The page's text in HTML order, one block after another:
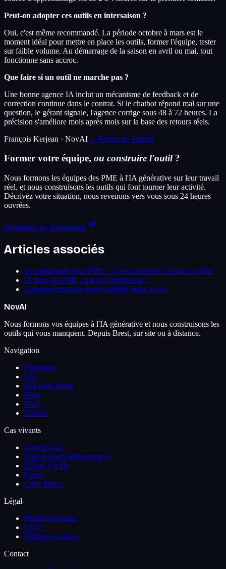
Peut-on adopter ces outils en intersaison ?
Oui, c'est même recommandé. La période octobre à mars est le
moment idéal pour mettre en place les outils, former l'équipe, tester
sur faible volume. Au démarrage de la saison en avril ou mai, tout
fonctionne sans accroc.
Que faire si un outil ne marche pas ?
Une bonne agence IA inclut un mécanisme de feedback et de
correction continue dans le contrat. Si le chatbot répond mal sur une
question, le gérant signale, l'agence corrige sous 48 à 72 heures. La
précision s'améliore mois après mois sur la base des retours réels.
François Kerjean · NovAI← Retour au Journal
Former votre équipe, ou construire l'outil?
Nous formons les équipes des PME à l'IA générative sur leur travail
réel, et nous construisons les outils qui font tourner leur activité.
Décrivez votre situation, nous revenons vers vous sous 24 heures
ouvrées.
Demander un programme
Articles associés
IA embarquée pour PME : 7 cas concrets et ce que ça coûte
IA pour les PME : par où commencer ?
Comment mesurer votre visibilité dans les IA
NovAI
Nous formons vos équipes à l'IA générative et nous construisons les
outils qui vous manquent. Depuis Brest, sur site ou à distance.
Navigation
Formation
Lab
Qui vous forme
Blog
FAQ
Contact
Cas vivants
Tous les cas
Kairos Guest Management
Il Était Un Fût
Payzo
Crète Direct
Légal
Mentions légales
CGV
Politique cookies
Contact